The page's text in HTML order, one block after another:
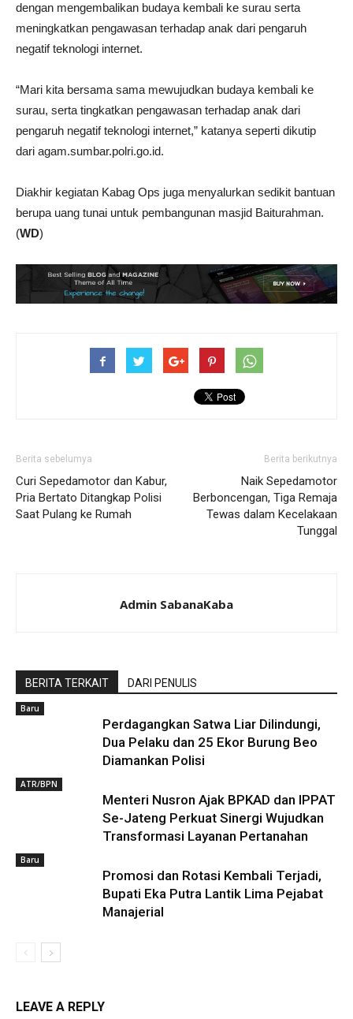
dengan mengembalikan budaya kembali ke surau serta
meningkatkan pengawasan terhadap anak dari pengaruh
negatif teknologi internet.
“Mari kita bersama sama mewujudkan budaya kembali ke
surau, serta tingkatkan pengawasan terhadap anak dari
pengaruh negatif teknologi internet,” katanya seperti dikutip
dari agam.sumbar.polri.go.id.
Diakhir kegiatan Kabag Ops juga menyalurkan sedikit bantuan
berupa uang tunai untuk pembangunan masjid Baiturahman.
(WD)
Berita sebelumya
Curi Sepedamotor dan Kabur,
Pria Bertato Ditangkap Polisi
Saat Pulang ke Rumah
Berita berikutnya
Naik Sepedamotor
Berboncengan, Tiga Remaja
Tewas dalam Kecelakaan
Tunggal
Admin SabanaKaba
BERITA TERKAIT DARI PENULIS
Baru
Perdagangkan Satwa Liar Dilindungi,
Dua Pelaku dan 25 Ekor Burung Beo
Diamankan Polisi
ATR/BPN
Menteri Nusron Ajak BPKAD dan IPPAT
Se-Jateng Perkuat Sinergi Wujudkan
Transformasi Layanan Pertanahan
Baru
Promosi dan Rotasi Kembali Terjadi,
Bupati Eka Putra Lantik Lima Pejabat
Manajerial
LEAVE A REPLY